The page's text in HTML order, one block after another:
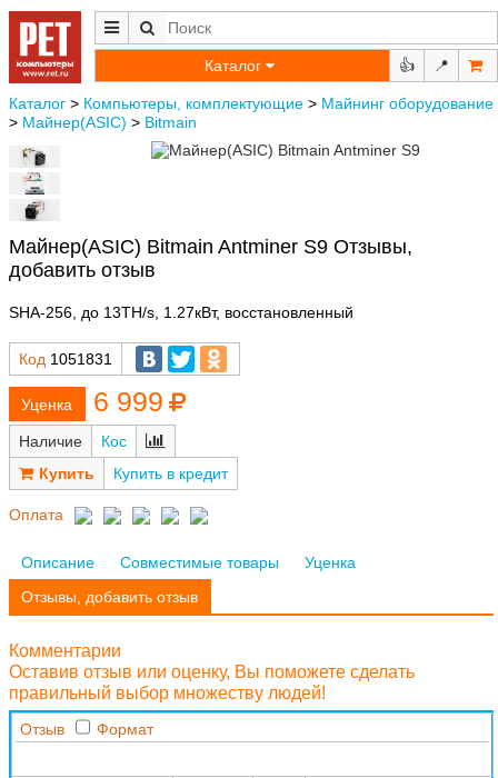
Каталог 👍 📍
Каталог > Компьютеры, комплектующие > Майнинг оборудование
> Майнер(ASIC) > Bitmain
Майнер(ASIC) Bitmain Antminer S9 Отзывы,
добавить отзыв
SHA-256, до 13TH/s, 1.27кВт, восстановленный
Код 1051831
6 999
Наличие
Кос
Купить в кредит
Оплата
Описание Совместимые товары
Уценка
Отзывы, добавить отзыв
Комментарии
Оставив отзыв или оценку, Вы поможете сделать
правильный выбор множеству людей!
Отзыв Формат